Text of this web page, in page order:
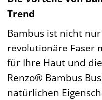
Trend
Bambus ist nicht
revolutionäre Faser
für Ihre Haut und
Renzo® Bambus
natürlichen